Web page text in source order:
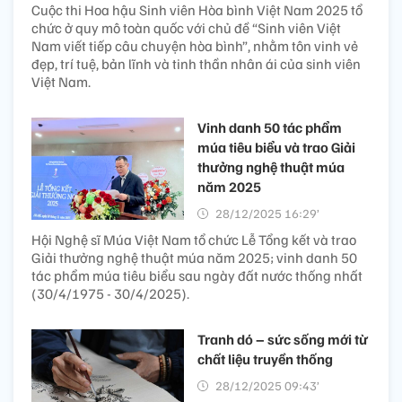
Cuộc thi Hoa hậu Sinh viên Hòa bình Việt Nam 2025 tổ
chức ở quy mô toàn quốc với chủ đề “Sinh viên Việt
Nam viết tiếp câu chuyện hòa bình”, nhằm tôn vinh vẻ
đẹp, trí tuệ, bản lĩnh và tinh thần nhân ái của sinh viên
Việt Nam.
Vinh danh 50 tác phẩm
múa tiêu biểu và trao Giải
thưởng nghệ thuật múa
năm 2025
28/12/2025 16:29’
Hội Nghệ sĩ Múa Việt Nam tổ chức Lễ Tổng kết và trao
Giải thưởng nghệ thuật múa năm 2025; vinh danh 50
tác phẩm múa tiêu biểu sau ngày đất nước thống nhất
(30/4/1975 - 30/4/2025).
Tranh dó – sức sống mới từ
chất liệu truyền thống
28/12/2025 09:43’